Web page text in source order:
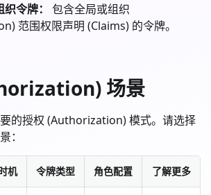
令牌：
包含全局或组织
范围权限声明 (Claims) 的令牌。
场景
的授权 (Authorization) 模式。请选择
：
机 令牌类型 角色配置 了解更多